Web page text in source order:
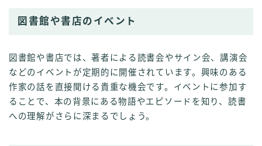
図書館や書店のイベント
図書館や書店では、著者による読書会やサイン会、講演会
などのイベントが定期的に開催されています。興味のある
作家の話を直接聞ける貴重な機会です。イベントに参加す
ることで、本の背景にある物語やエピソードを知り、読書
への理解がさらに深まるでしょう。